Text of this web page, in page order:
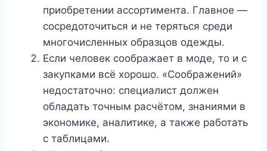
приобретении ассортимента. Главное —
сосредоточиться и не теряться среди
многочисленных образцов одежды.
Если человек соображает в моде, то и с
закупками всё хорошо. «Соображений»
недостаточно: специалист должен
обладать точным расчётом, знаниями в
экономике, аналитике, а также работать
с таблицами.